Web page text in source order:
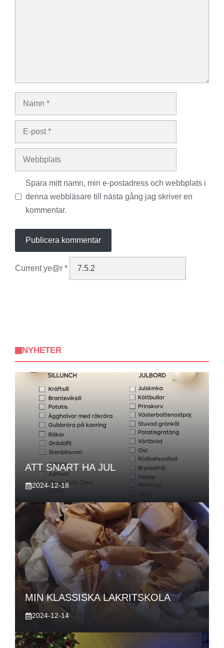
Namn
Webbplats
Spara mitt namn, min e-postadress och webbplats i
denna webbläsare till nästa gång jag skriver en
kommentar.
Current ye@r *
NYHETER
ATT SNART HA JUL
2024-12-18
MIN KLASSISKA LAKRITSKOLA
2024-12-14